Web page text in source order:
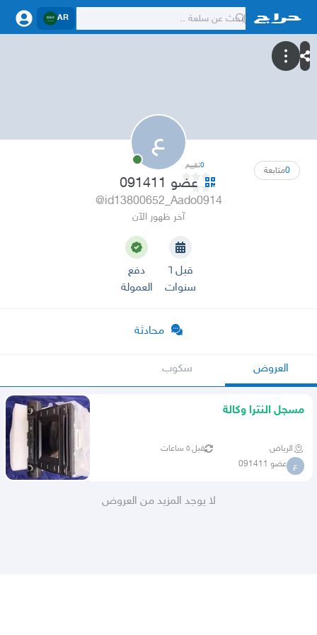
AR
ع
0متابعة 0تقييم
عضو 091411
@id13800652_Aado0914
آخر ظهور الآن
قبل ٦
سنوات
دفع
العمولة
محادثة
العروض سكوب
مسجل النترا وكالة
الرياض قبل ٥ ساعات
ع عضو 091411
لا يوجد المزيد من العروض